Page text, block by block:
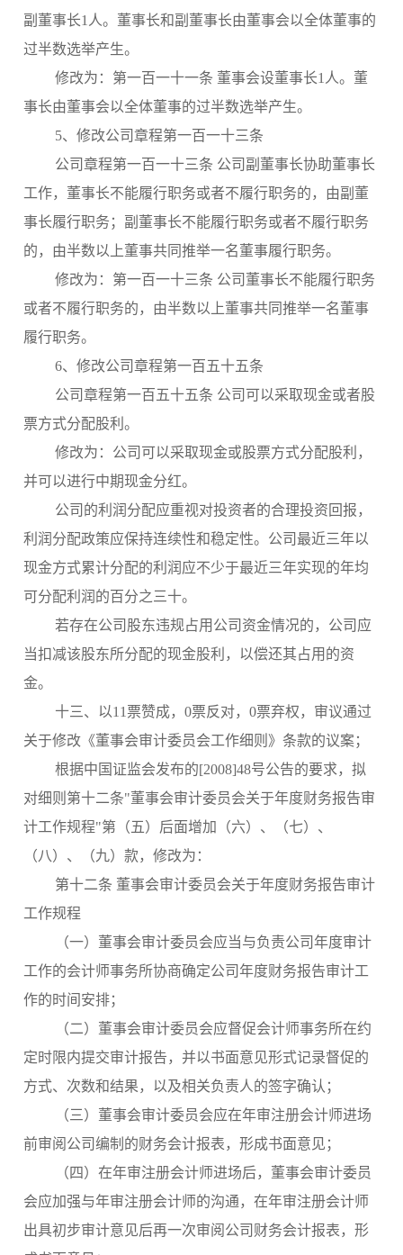
副董事长1人。董事长和副董事长由董事会以全体董事的
过半数选举产生。
修改为：第一百一十一条 董事会设董事长1人。董
事长由董事会以全体董事的过半数选举产生。
5、修改公司章程第一百一十三条
公司章程第一百一十三条 公司副董事长协助董事长
工作，董事长不能履行职务或者不履行职务的，由副董
事长履行职务；副董事长不能履行职务或者不履行职务
的，由半数以上董事共同推举一名董事履行职务。
修改为：第一百一十三条 公司董事长不能履行职务
或者不履行职务的，由半数以上董事共同推举一名董事
履行职务。
6、修改公司章程第一百五十五条
公司章程第一百五十五条 公司可以采取现金或者股
票方式分配股利。
修改为：公司可以采取现金或股票方式分配股利，
并可以进行中期现金分红。
公司的利润分配应重视对投资者的合理投资回报，
利润分配政策应保持连续性和稳定性。公司最近三年以
现金方式累计分配的利润应不少于最近三年实现的年均
可分配利润的百分之三十。
若存在公司股东违规占用公司资金情况的，公司应
当扣减该股东所分配的现金股利，以偿还其占用的资
金。
十三、以11票赞成，0票反对，0票弃权，审议通过
关于修改《董事会审计委员会工作细则》条款的议案；
根据中国证监会发布的[2008]48号公告的要求，拟
对细则第十二条"董事会审计委员会关于年度财务报告审
计工作规程"第（五）后面增加（六）、（七）、
（八）、（九）款，修改为：
第十二条 董事会审计委员会关于年度财务报告审计
工作规程
（一）董事会审计委员会应当与负责公司年度审计
工作的会计师事务所协商确定公司年度财务报告审计工
作的时间安排；
（二）董事会审计委员会应督促会计师事务所在约
定时限内提交审计报告，并以书面意见形式记录督促的
方式、次数和结果，以及相关负责人的签字确认；
（三）董事会审计委员会应在年审注册会计师进场
前审阅公司编制的财务会计报表，形成书面意见；
（四）在年审注册会计师进场后，董事会审计委员
会应加强与年审注册会计师的沟通，在年审注册会计师
出具初步审计意见后再一次审阅公司财务会计报表，形